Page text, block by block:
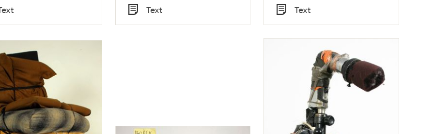
Tid
Typ
Text Tid
Typ
Text